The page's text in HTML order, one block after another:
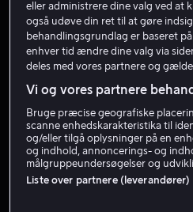
Mary
Skuespiller
eller administrere dine valg ved at
også udøve din ret til at gøre
behandlingsgrundlag er baseret
enhver tid ændre dine valg via
deles med vores partnere og
Vi og vores partnere
Bruge præcise geografiske
scanne enhedskarakteristika til
og/eller tilgå oplysninger på en
og indhold, annoncerings- og
målgruppeundersøgelser og
Liste over partnere (leverandører)